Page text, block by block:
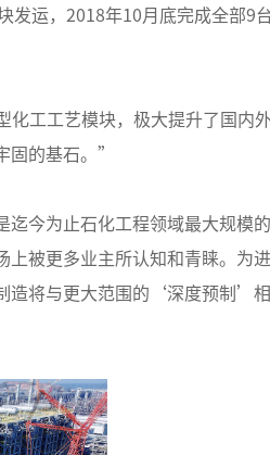
运，2018年10月底完成全部9
工工艺模块，极大提升了国内
固的基石。”
今为止石化工程领域最大规模
被更多业主所认知和青睐。为
造将与更大范围的‘深度预制’